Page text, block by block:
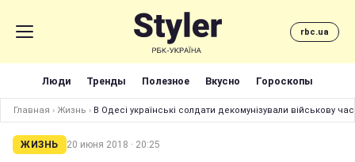
rbc.ua
Люди Тренды Полезное Вкусно Гороскопы
Главная › Жизнь › В Одесі українські солдати декомунізували військову
ЖИЗНЬ 20 июня 2018 · 20:25